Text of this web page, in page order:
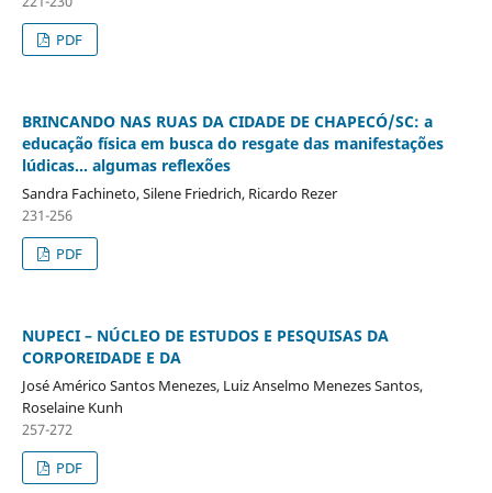
PDF
BRINCANDO NAS RUAS DA CIDADE DE CHAPECÓ/SC: a
educação física em busca do resgate das manifestações
lúdicas... algumas reflexões
Sandra Fachineto, Silene Friedrich, Ricardo Rezer
231-256
PDF
NUPECI – NÚCLEO DE ESTUDOS E PESQUISAS DA
CORPOREIDADE E DA
José Américo Santos Menezes, Luiz Anselmo Menezes Santos,
Roselaine Kunh
257-272
PDF